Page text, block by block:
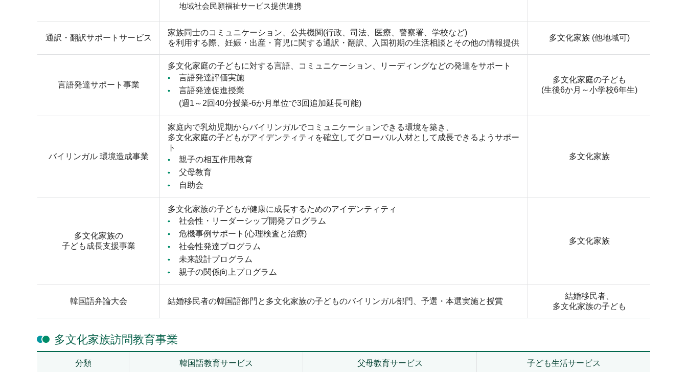
地域社会民願福祉サービス提供連携
通訳・翻訳サポートサービス
家族同士のコミュニケーション、公共機関(行政、司法、医療、警察署、学校など)
を利用する際、妊娠・出産・育児に関する通訳・翻訳、入国初期の生活相談とその他の情報提供
多文化家族 (他地域可)
言語発達サポート事業
多文化家庭の子どもに対する言語、コミュニケーション、リーディングなどの発達をサポート
言語発達評価実施
言語発達促進授業
(週1～2回40分授業-6か月単位で3回追加延長可能)
多文化家庭の子ども
(生後6か月～小学校6年生)
バイリンガル 環境造成事業
家庭内で乳幼児期からバイリンガルでコミュニケーションできる環境を築き、
多文化家庭の子どもがアイデンティティを確立してグローバル人材として成長できるようサポー
ト
親子の相互作用教育
父母教育
自助会
多文化家族
多文化家族の
子ども成長支援事業
多文化家族の子どもが健康に成長するためのアイデンティティ
社会性・リーダーシップ開発プログラム
危機事例サポート(心理検査と治療)
社会性発達プログラム
未来設計プログラム
親子の関係向上プログラム
多文化家族
韓国語弁論大会 結婚移民者の韓国語部門と多文化家族の子どものバイリンガル部門、予選・本選実施と授賞
結婚移民者、
多文化家族の子ども
多文化家族訪問教育事業
分類 韓国語教育サービス 父母教育サービス 子ども生活サービス